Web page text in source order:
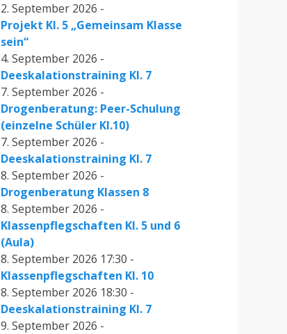
2. September 2026 -
Projekt Kl. 5 „Gemeinsam Klasse
sein“
4. September 2026 -
Deeskalationstraining Kl. 7
7. September 2026 -
Drogenberatung: Peer-Schulung
(einzelne Schüler Kl.10)
7. September 2026 -
Deeskalationstraining Kl. 7
8. September 2026 -
Drogenberatung Klassen 8
8. September 2026 -
Klassenpflegschaften Kl. 5 und 6
(Aula)
8. September 2026 17:30 -
Klassenpflegschaften Kl. 10
8. September 2026 18:30 -
Deeskalationstraining Kl. 7
9. September 2026 -